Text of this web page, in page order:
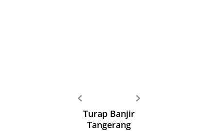
Turap Banjir
Tangerang